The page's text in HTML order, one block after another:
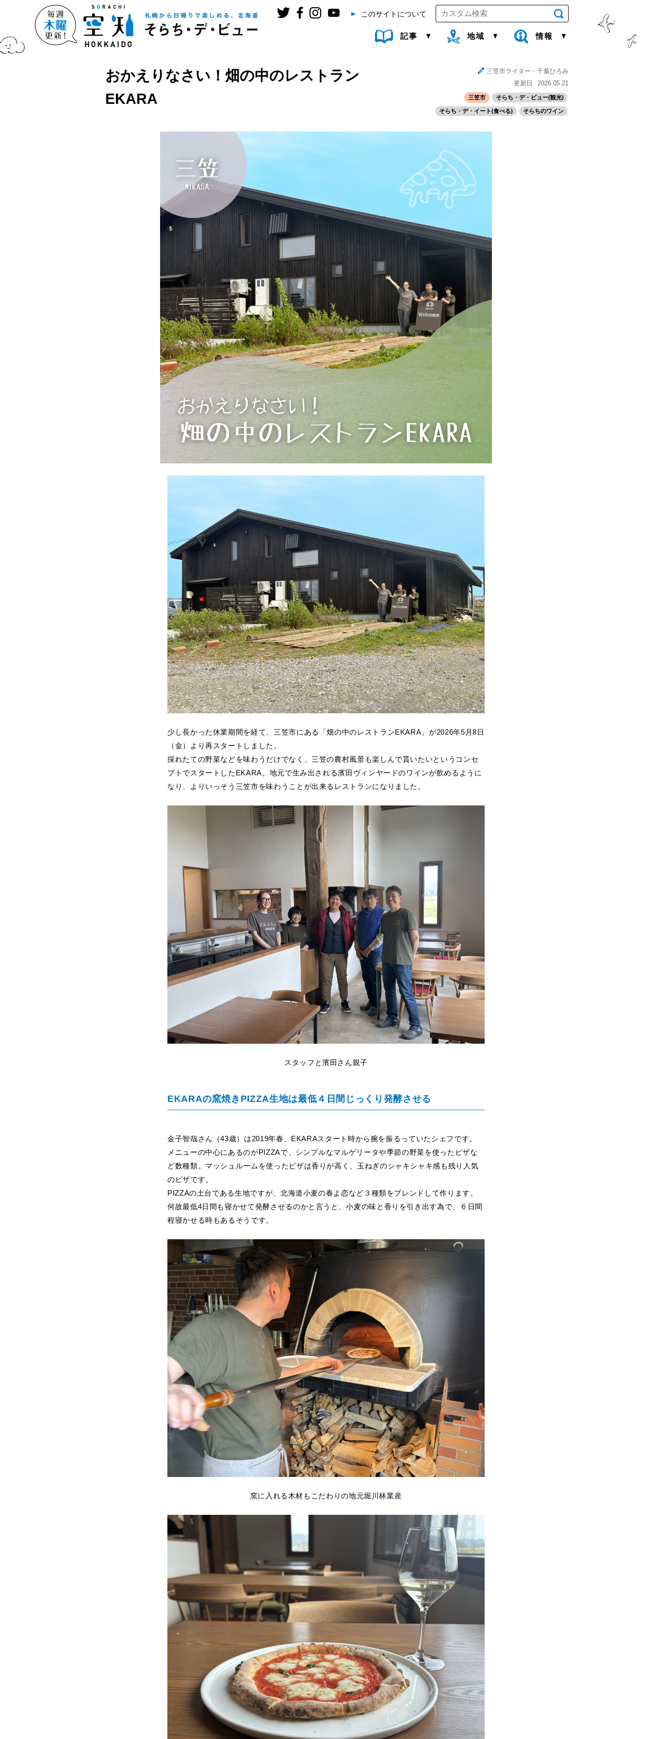
このサイトについて
記事 地域 情報
おかえりなさい！畑の中のレストラン
EKARA
三笠市ライター・千葉ひろみ
更新日
2026.05.21
三笠市
そらち・デ・ビュー(観光)
そらち・デ・イート(食べる)
そらちのワイン
少し長かった休業期間を経て、三笠市にある「畑の中のレストランEKARA」が2026年5月8日
（金）より再スタートしました。
採れたての野菜などを味わうだけでなく、三笠の農村風景も楽しんで貰いたいというコンセ
プトでスタートしたEKARA。地元で生み出される濱田ヴィンヤードのワインが飲めるように
なり、よりいっそう三笠市を味わうことが出来るレストランになりました。
スタッフと濱田さん親子
EKARAの窯焼きPIZZA生地は最低４日間じっくり発酵させる
金子智哉さん（43歳）は2019年春、EKARAスタート時から腕を振るっていたシェフです。
メニューの中心にあるのがPIZZAで、シンプルなマルゲリータや季節の野菜を使ったピザな
ど数種類。マッシュルームを使ったピザは香りが高く、玉ねぎのシャキシャキ感も残り人気
のピザです。
PIZZAの土台である生地ですが、北海道小麦の春よ恋など３種類をブレンドして作ります。
何故最低4日間も寝かせて発酵させるのかと言うと、小麦の味と香りを引き出す為で、６日間
程寝かせる時もあるそうです。
窯に入れる木材もこだわりの地元堀川林業産